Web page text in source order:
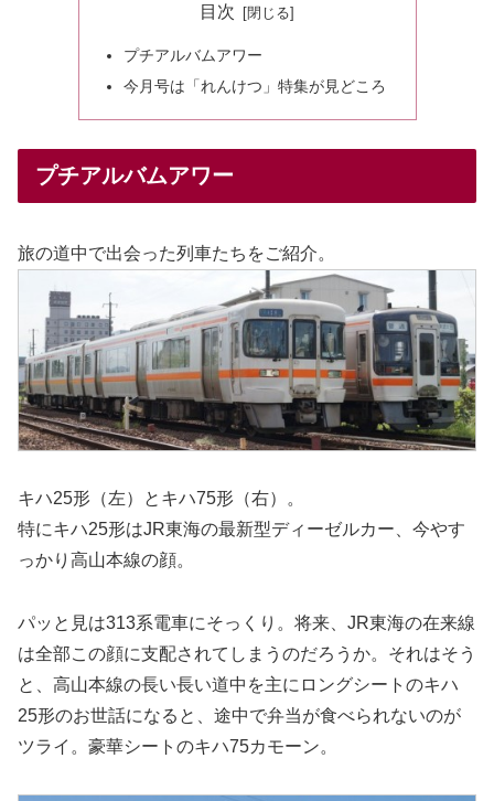
目次
プチアルバムアワー
今月号は「れんけつ」特集が見どころ
プチアルバムアワー
旅の道中で出会った列車たちをご紹介。
キハ25形（左）とキハ75形（右）。
特にキハ25形はJR東海の最新型ディーゼルカー、今やす
っかり高山本線の顔。
パッと見は313系電車にそっくり。将来、JR東海の在来線
は全部この顔に支配されてしまうのだろうか。それはそう
と、高山本線の長い長い道中を主にロングシートのキハ
25形のお世話になると、途中で弁当が食べられないのが
ツライ。豪華シートのキハ75カモーン。